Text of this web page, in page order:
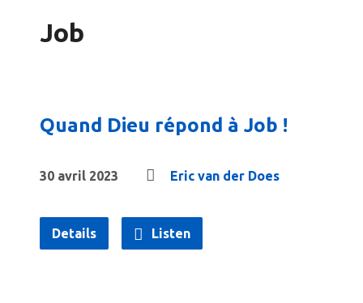
Job
Quand Dieu répond à Job !
30 avril 2023 Eric van der Does
Details Listen